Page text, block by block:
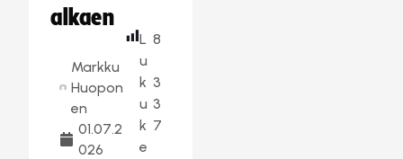
alkaen
Markku
Huopon
en
01.07.2
026
L
u
k
u
k
e
8
3
3
7